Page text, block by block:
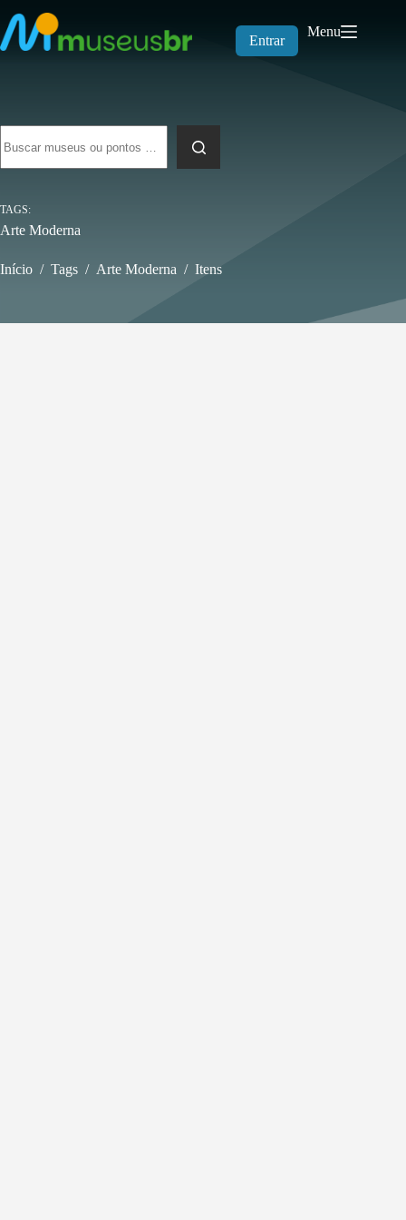
para
o
conteúdo
Entrar
Menu
resultados
TAGS
Arte Moderna
Início / Tags / Arte Moderna / Itens